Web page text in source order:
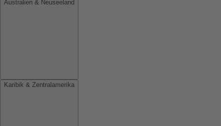
Australien & Neuseeland
Karibik & Zentralamerika